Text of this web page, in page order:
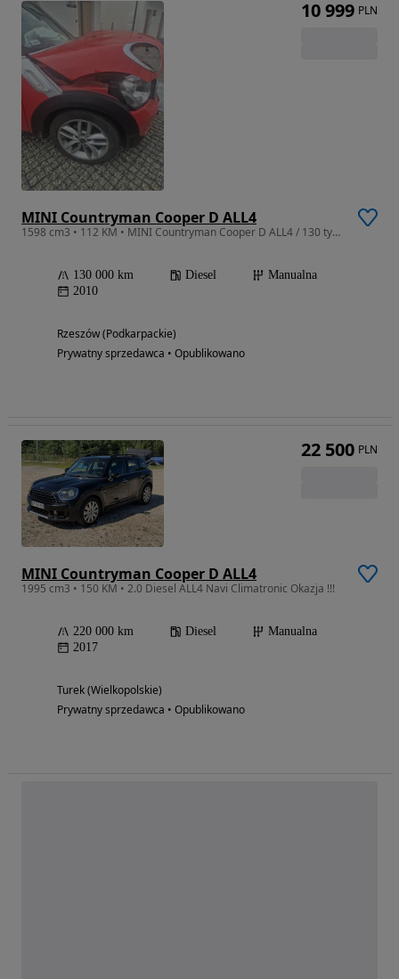
MINI Countryman Cooper D ALL4
1598 cm3 • 112 KM • MINI Countryman Cooper D ALL4 / 130 tys. km / Świeży rozrząd
130 000 km Diesel
Manualna
2010
Rzeszów (Podkarpackie)
Prywatny sprzedawca • Opublikowano
10 999 PLN
MINI Countryman Cooper D ALL4
1995 cm3 • 150 KM • 2.0 Diesel ALL4 Navi Climatronic Okazja !!!
220 000 km Diesel
Manualna
2017
Turek (Wielkopolskie)
Prywatny sprzedawca • Opublikowano
22 500 PLN